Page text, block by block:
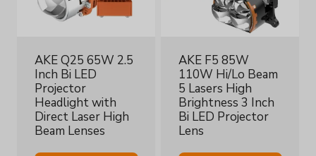
AKE Q25 65W 2.5
Inch Bi LED
Projector
Headlight with
Direct Laser High
Beam Lenses
AKE F5 85W
110W Hi/Lo Beam
5 Lasers High
Brightness 3 Inch
Bi LED Projector
Lens